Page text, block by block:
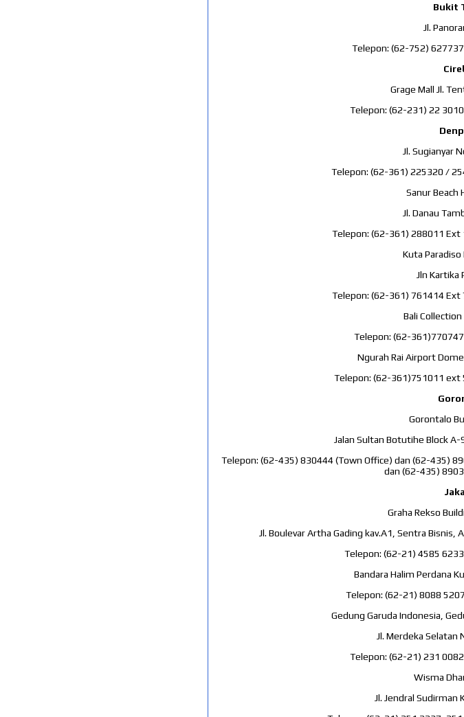
Bukit
Jl.
Telepon: (62-752)
Grage Mall Jl.
Telepon: (62-231) 22
Jl. Sugianyar
Telepon: (62-361) 225320 /
Sanur Beach
Jl. Danau
Telepon: (62-361) 288011
Kuta Paradiso
Jln Kartika
Telepon: (62-361) 761414
Bali Collection
Telepon: (62-
Ngurah Rai Airport
Telepon: (62-361)751011
Gorontalo
Jalan Sultan Botutihe Block
Telepon: (62-435) 830444 (Town Office) dan (62-435)
dan (62-435)
Graha Rekso
Jl. Boulevar Artha Gading kav.A1, Sentra Bisnis,
Telepon: (62-21) 4585
Bandara Halim Perdana
Telepon: (62-21) 8088
Gedung Garuda Indonesia,
Jl. Merdeka Selatan
Telepon: (62-21) 231
Wisma
Jl. Jendral Sudirman